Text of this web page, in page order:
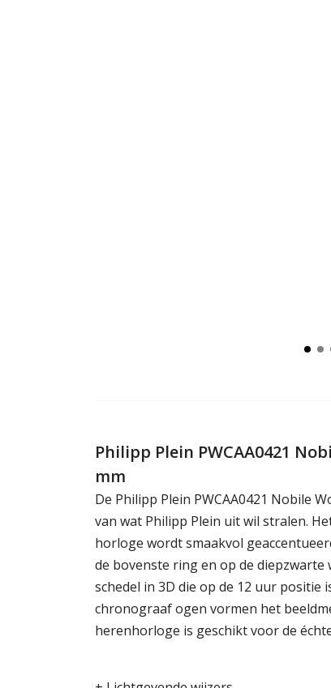
Philipp Plein PWCAA0421
mm
De Philipp Plein PWCAA0421 Nobile
van wat Philipp Plein uit wil stralen.
horloge wordt smaakvol
de bovenste ring en op de diepzwarte
schedel in 3D die op de 12 uur positie
chronograaf ogen vormen het
herenhorloge is geschikt voor de